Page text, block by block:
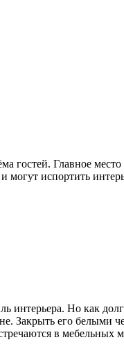
гостей. Главное
могут испортить
интерьера. Но как
Закрыть его белыми
в мебельных